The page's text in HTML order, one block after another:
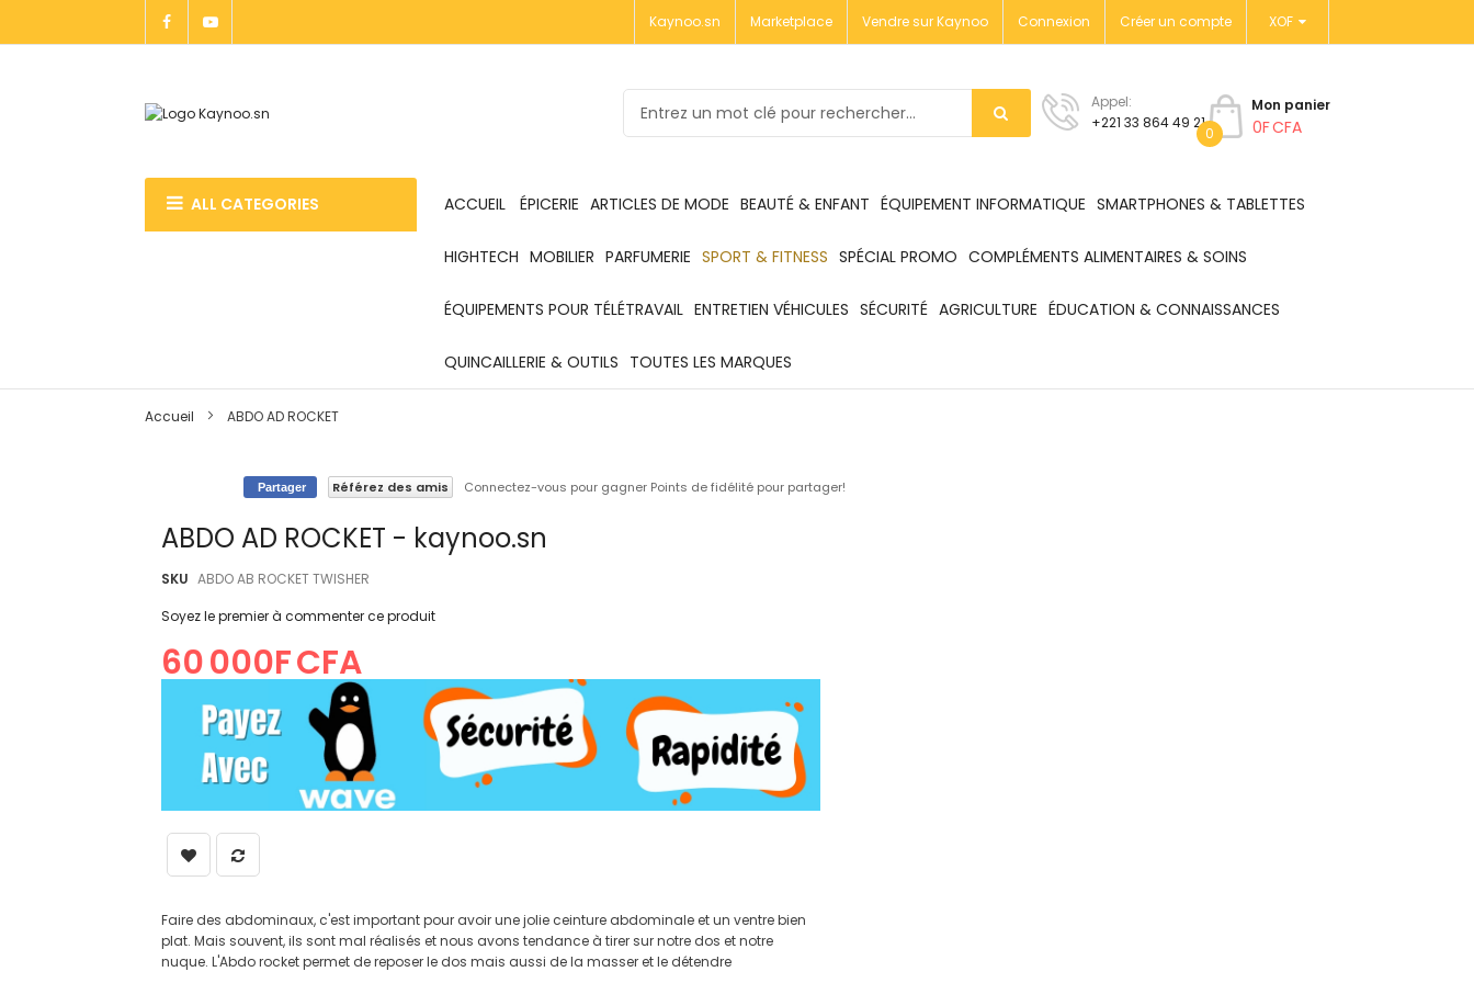
XOF
Kaynoo.sn Marketplace Vendre sur Kaynoo Connexion
Créer un compte
Mon panier
0F CFA
0
Appel:
+221 33 864 49 21
ALL CATEGORIES ACCUEIL ÉPICERIE ARTICLES DE MODE BEAUTÉ & ENFANT ÉQUIPEMENT INFORMATIQUE SMARTPHONES & TABLETTES
HIGHTECH MOBILIER PARFUMERIE SPORT & FITNESS SPÉCIAL PROMO COMPLÉMENTS ALIMENTAIRES & SOINS
ÉQUIPEMENTS POUR TÉLÉTRAVAIL ENTRETIEN VÉHICULES SÉCURITÉ AGRICULTURE ÉDUCATION & CONNAISSANCES
QUINCAILLERIE & OUTILS TOUTES LES MARQUES
Accueil ABDO AD ROCKET
Partager Référez des amis Connectez-vous pour gagner Points de fidélité pour partager!
ABDO AD ROCKET - kaynoo.sn
SKU ABDO AB ROCKET TWISHER
Soyez le premier à commenter ce produit
60 000F CFA
Faire des abdominaux, c'est important pour avoir une jolie ceinture abdominale et un ventre bien
plat. Mais souvent, ils sont mal réalisés et nous avons tendance à tirer sur notre dos et notre
nuque. L'Abdo rocket permet de reposer le dos mais aussi de la masser et le détendre